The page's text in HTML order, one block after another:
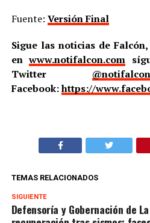
Fuente: Versión Final
Sigue las noticias de
enwww.notifalcon.com
Twitter @notifalcon
Facebook:https://
TEMAS RELACIONADOS
SIGUIENTE
Defensoría y Gobernación de